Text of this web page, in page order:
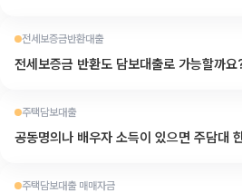
전세보증금반환대출
전세보증금 반환도 담보대출로 가능할까요
주택담보대출
공동명의나 배우자 소득이 있으면 주담대
주택담보대출 매매자금